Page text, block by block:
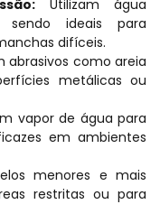
Utilizam água
sendo ideais para
difíceis.
abrasivos como areia
metálicas ou
vapor de água para
em ambientes
menores e mais
restritas ou para